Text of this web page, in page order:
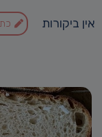
אין ביקורות